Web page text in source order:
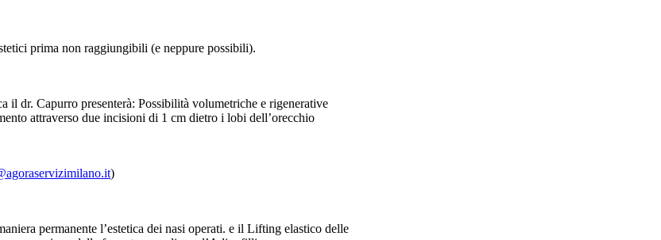
prima non raggiungibili (e neppure possibili).
il dr. Capurro presenterà: Possibilità volumetriche e rigenerative
attraverso due incisioni di 1 cm dietro i lobi dell’orecchio
)
permanente l’estetica dei nasi operati. e il Lifting elastico delle